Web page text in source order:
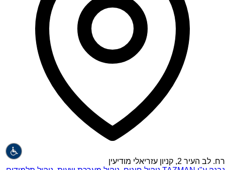
רח. לב העיר 2, קניון עזריאלי מודיעין